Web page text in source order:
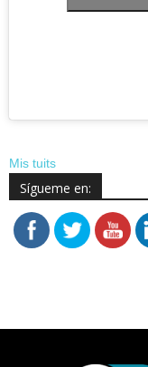
Mis tuits
Sígueme en: